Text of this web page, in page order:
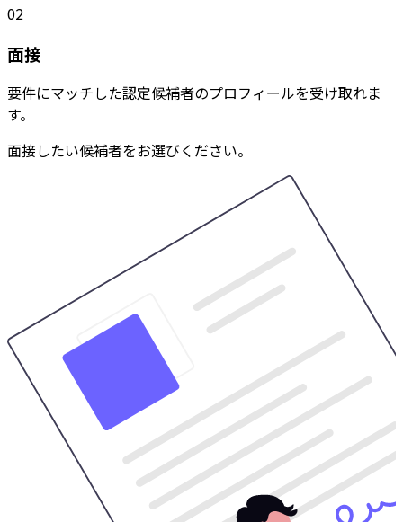
02
面接
要件にマッチした認定候補者のプロフィールを受け取れま
す。
面接したい候補者をお選びください。